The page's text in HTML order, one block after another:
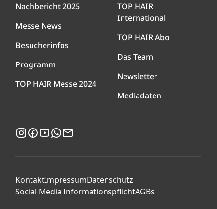
Nachbericht 2025
Messe News
Besucherinfos
Programm
TOP HAIR Messe 2024
TOP HAIR
International
TOP HAIR Abo
Das Team
Newsletter
Mediadaten
Instagram
Facebook
YouTubeWhatsApp
KontaktImpressumDatenschutz
Social Media InformationspflichtAGBs